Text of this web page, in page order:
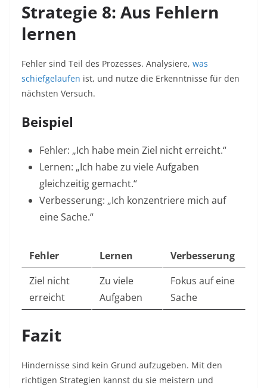
Strategie 8: Aus Fehlern
lernen
Fehler sind Teil des Prozesses. Analysiere, was
schiefgelaufen ist, und nutze die Erkenntnisse für den
nächsten Versuch.​
Beispiel
Fehler: „Ich habe mein Ziel nicht erreicht.“
Lernen: „Ich habe zu viele Aufgaben
gleichzeitig gemacht.“
Verbesserung: „Ich konzentriere mich auf
eine Sache.“
Fehler Lernen
Verbesserung
Ziel nicht
erreicht
Zu viele
Aufgaben
Fokus auf eine
Sache
Fazit
Hindernisse sind kein Grund aufzugeben. Mit den
richtigen Strategien kannst du sie meistern und